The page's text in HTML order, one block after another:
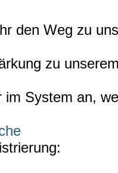
den Weg zu
zu
im System an,